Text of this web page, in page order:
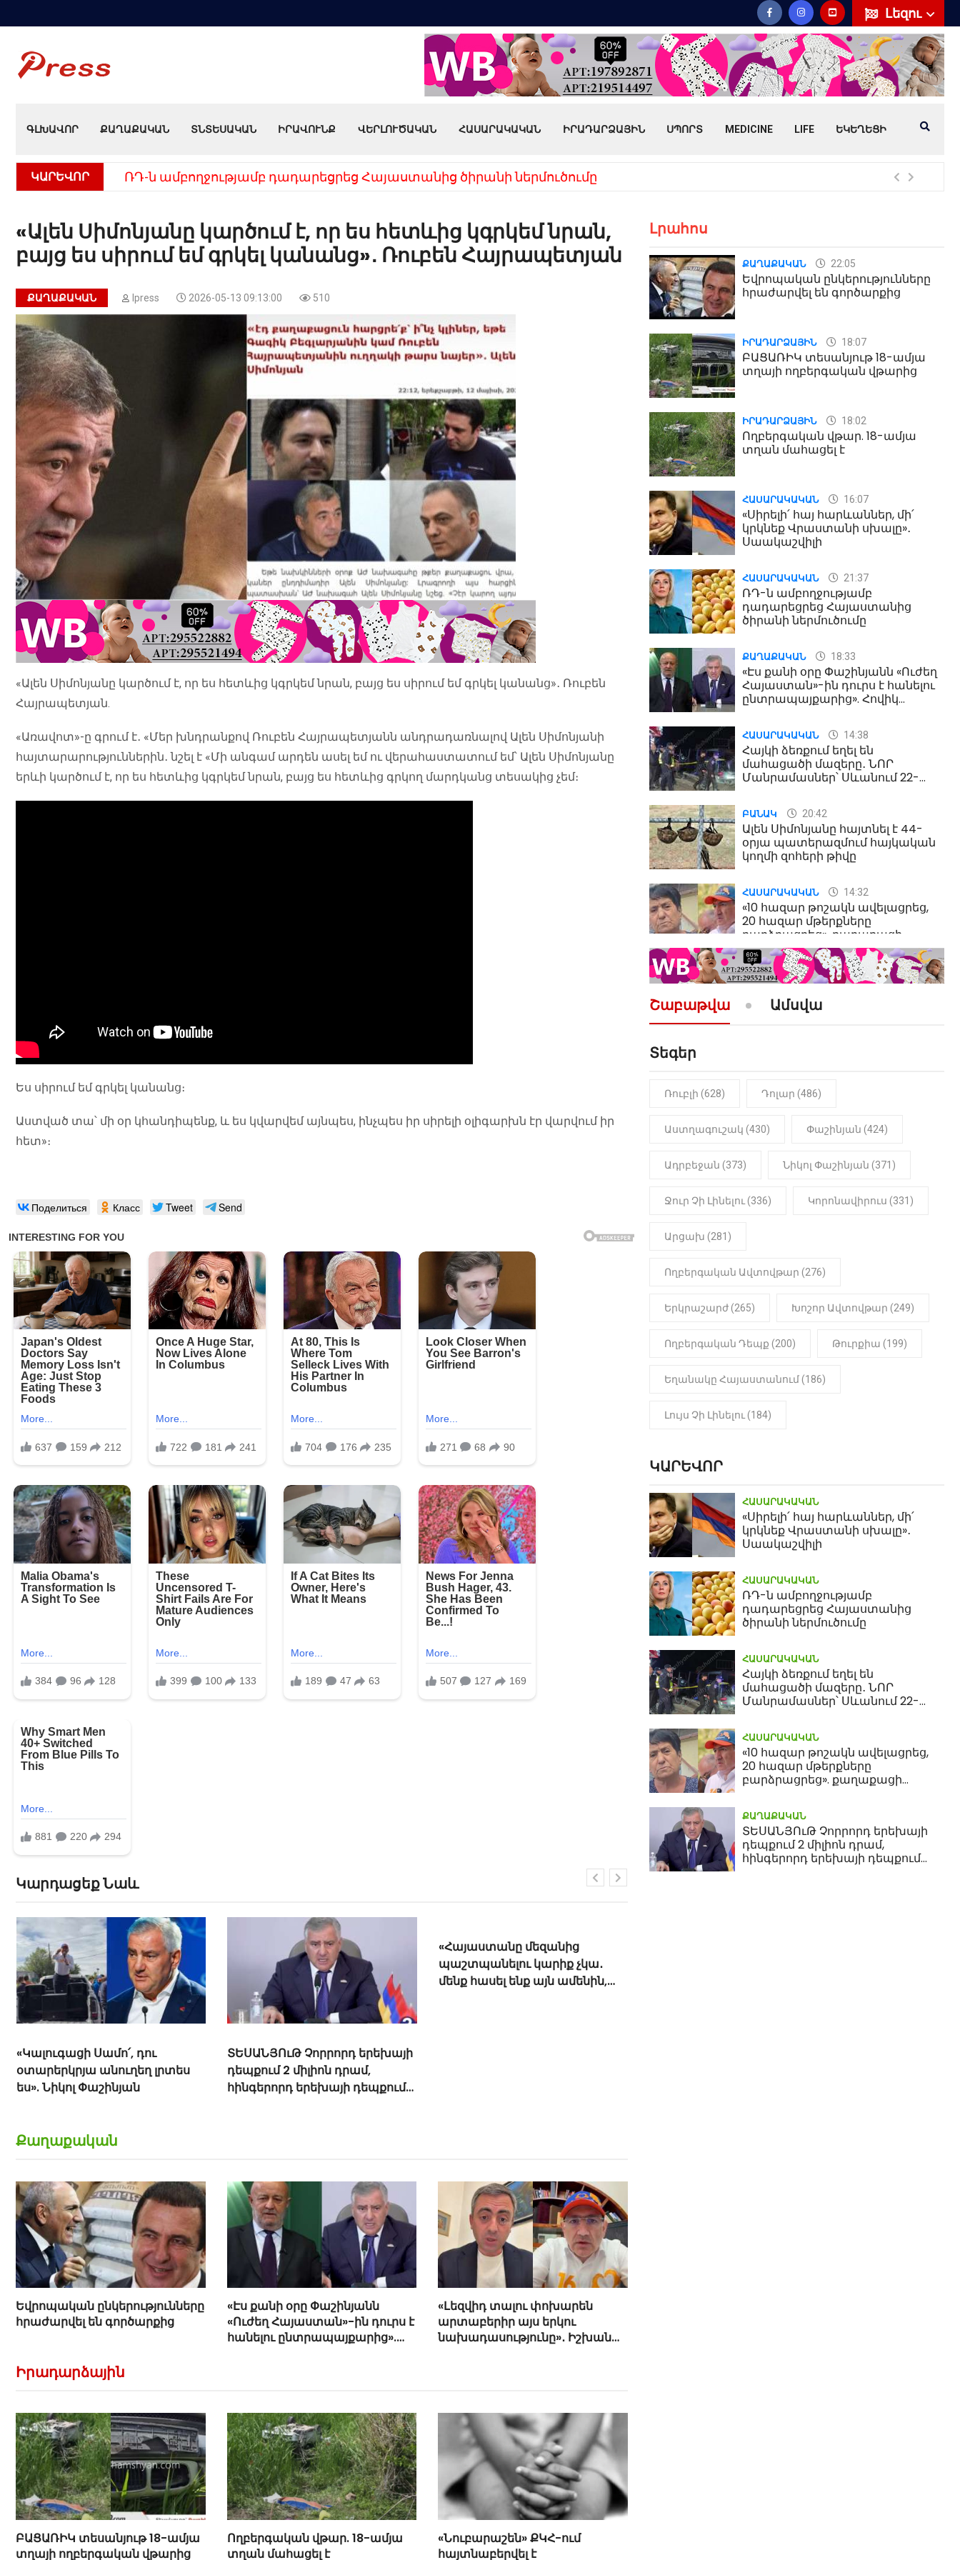
Լեզու
ԳԼԽԱՎՈՐ ՔԱՂԱՔԱԿԱՆ ՏՆՏԵՍԱԿԱՆ ԻՐԱՎՈՒՆՔ ՎԵՐԼՈՒԾԱԿԱՆ ՀԱՍԱՐԱԿԱԿԱՆ ԻՐԱԴԱՐՁԱՅԻՆ ՍՊՈՐՏ MEDICINE LIFE ԵԿԵՂԵՑԻ
ԿԱՐԵՎՈՐ ՌԴ-ն ամբողջությամբ դադարեցրեց Հայաստանից ծիրանի ներմուծումը
«Ալեն Սիմոնյանը կարծում է, որ ես հետևից կգրկեմ նրան,
բայց ես սիրում եմ գրկել կանանց»․ Ռուբեն Հայրապետյան
ՔԱՂԱՔԱԿԱՆ Ipress 2026-05-13 09:13:00 510
«Ալեն Սիմոնյանը կարծում է, որ ես հետևից կգրկեմ նրան, բայց ես սիրում եմ գրկել կանանց»․ Ռուբեն
Հայրապետյան.
«Առավոտ»-ը գրում է․ «Մեր խնդրանքով Ռուբեն Հայրապետյանն անդրադառնալով Ալեն Սիմոնյանի
հայտարարություններին․ նշել է «Մի անգամ արդեն ասել եմ ու վերահաստատում եմ՝ Ալեն Սիմոնյանը
երևի կարծում է, որ ես հետևից կգրկեմ նրան, բայց ես հետևից գրկող մարդկանց տեսակից չեմ։
Ես սիրում եմ գրկել կանանց։
Աստված տա՝ մի օր կհանդիպենք, և ես կվարվեմ այնպես, ինչպես իր սիրելի օլիգարխն էր վարվում իր
հետ»։
Поделиться Класс Tweet Send
Կարդացեք Նաև
«Կալուգացի Սամո՛, դու
օտարերկրյա անուղեղ լրտես
ես». Նիկոլ Փաշինյան
ՏԵՍԱՆՅՈւԹ Չորրորդ երեխայի
դեպքում 2 միլիոն դրամ,
հինգերորդ երեխայի դեպքում
Քաղաքական
Եվրոպական ընկերությունները
հրաժարվել են գործարքից
«Էս քանի օրը Փաշինյանն
«Ուժեղ Հայաստան»-ին դուրս է
հանելու ընտրապայքարից».
«Լեզվիդ տալու փոխարեն
արտաբերիր այս երկու
նախադասությունը»․ Իշխան
Իրադարձային
ԲԱՑԱՌԻԿ տեսանյութ 18-ամյա
տղայի ողբերգական վթարից
Ողբերգական վթար. 18-ամյա
տղան մահացել է
«Նուբարաշեն» ՔԿՀ-ում
հայտնաբերվել է
Լրահոս
ՔԱՂԱՔԱԿԱՆ 22:05
Եվրոպական ընկերությունները
հրաժարվել են գործարքից
ԻՐԱԴԱՐՁԱՅԻՆ 18:07
ԲԱՑԱՌԻԿ տեսանյութ 18-ամյա
տղայի ողբերգական վթարից
ԻՐԱԴԱՐՁԱՅԻՆ 18:02
Ողբերգական վթար. 18-ամյա
տղան մահացել է
ՀԱՍԱՐԱԿԱԿԱՆ 16:07
«Սիրելի՛ հայ հարևաններ, մի՛
կրկնեք Վրաստանի սխալը»․
Սաակաշվիլի
ՀԱՍԱՐԱԿԱԿԱՆ 21:37
ՌԴ-ն ամբողջությամբ
դադարեցրեց Հայաստանից
ծիրանի ներմուծումը
ՔԱՂԱՔԱԿԱՆ 18:33
«Էս քանի օրը Փաշինյանն «Ուժեղ
Հայաստան»-ին դուրս է հանելու
ընտրապայքարից». Հովիկ
ՀԱՍԱՐԱԿԱԿԱՆ 14:38
Հայկի ձեռքում եղել են
մահացածի մազերը․ ՆՈՐ
Մանրամասներ՝ Սևանում 22-
ԲԱՆԱԿ 20:42
Ալեն Սիմոնյանը հայտնել է 44-
օրյա պատերազմում հայկական
կողմի զոհերի թիվը
ՀԱՍԱՐԱԿԱԿԱՆ 14:32
«10 հազար թոշակն ավելացրեց,
20 հազար մթերքները
բարձրացրեց». քաղաքացի
(տեսանյութ)
ՔԱՂԱՔԱԿԱՆ 10:52
«Լեզվիդ տալու փոխարեն
արտաբերիր այս երկու
նախադասությունը»․ Իշխան
Նիկոլ Փաշինյան
ԻՐԱԴԱՐՁԱՅԻՆ 22:01
հայտնաբերվել է
մանկապղծության համար
մարմինը
Շաբաթվա Ամսվա
Տեգեր
Ռուբլի (628) Դոլար (486)
Աստղագուշակ (430) Փաշինյան (424)
Ադրբեջան (373) Նիկոլ Փաշինյան (371)
Ջուր Չի Լինելու (336) Կորոնավիրուս (331)
Արցախ (281)
Ողբերգական Ավտովթար (276)
Երկրաշարժ (265) Խոշոր Ավտովթար (249)
Ողբերգական Դեպք (200) Թուրքիա (199)
Եղանակը Հայաստանում (186)
Լույս Չի Լինելու (184)
ԿԱՐԵՎՈՐ
ՀԱՍԱՐԱԿԱԿԱՆ
«Սիրելի՛ հայ հարևաններ, մի՛
կրկնեք Վրաստանի սխալը»․
Սաակաշվիլի
ՀԱՍԱՐԱԿԱԿԱՆ
ՌԴ-ն ամբողջությամբ
դադարեցրեց Հայաստանից
ծիրանի ներմուծումը
ՀԱՍԱՐԱԿԱԿԱՆ
Հայկի ձեռքում եղել են
մահացածի մազերը․ ՆՈՐ
Մանրամասներ՝ Սևանում 22-
ՀԱՍԱՐԱԿԱԿԱՆ
«10 հազար թոշակն ավելացրեց,
20 հազար մթերքները
բարձրացրեց». քաղաքացի
ՔԱՂԱՔԱԿԱՆ
ՏԵՍԱՆՅՈւԹ Չորրորդ երեխայի
դեպքում 2 միլիոն դրամ,
հինգերորդ երեխայի դեպքում